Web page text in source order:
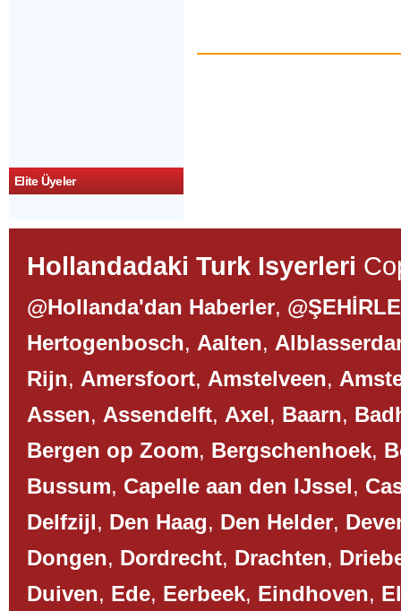
Elite Üyeler
Hollandadaki Turk Isyerleri
@Hollanda'dan Haberler,
Hertogenbosch, Aalten,
Rijn, Amersfoort, Amstelveen,
Assen, Assendelft, Axel, Baarn,
Bergen op Zoom, Bergschenhoek,
Bussum, Capelle aan den IJssel,
Delfzijl, Den Haag, Den Helder,
Dongen, Dordrecht, Drachten,
Duiven, Ede, Eerbeek, Eindhoven,